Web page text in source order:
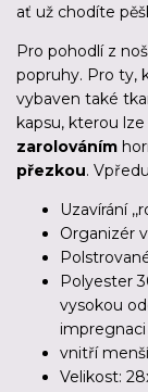
ať už chodíte
Pro pohodlí z
popruhy. Pro ty,
vybaven také
kapsu, kterou
zarolováním
přezkou.
Uzavírání
Organizér
Polyester
vysokou
vnitří
Velikost: